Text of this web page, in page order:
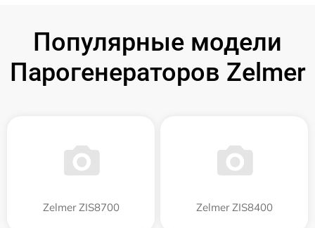
Популярные модели
Парогенераторов Zelmer
Zelmer ZIS8700 Zelmer ZIS8400